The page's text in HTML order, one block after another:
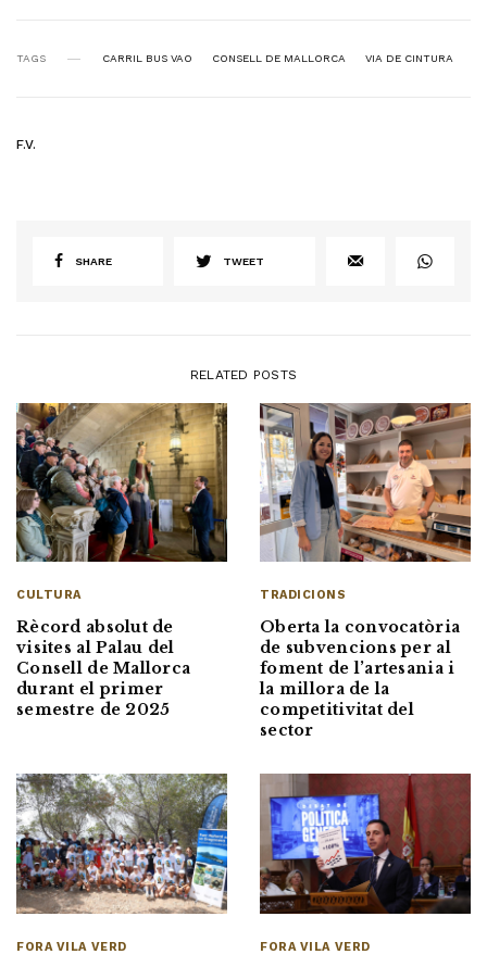
TAGS CARRIL BUS VAO CONSELL DE MALLORCA VIA DE CINTURA
F.V.
SHARE TWEET
RELATED POSTS
CULTURA
Rècord absolut de
visites al Palau del
Consell de Mallorca
durant el primer
semestre de 2025
TRADICIONS
Oberta la convocatòria
de subvencions per al
foment de l’artesania i
la millora de la
competitivitat del
sector
FORA VILA VERD FORA VILA VERD